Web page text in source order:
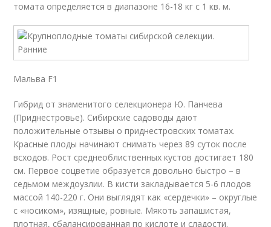
томата определяется в диапазоне 16-18 кг с 1 кв. м.
Мальва F1
Гибрид от знаменитого селекционера Ю. Панчева
(Приднестровье). Сибирские садоводы дают
положительные отзывы о приднестровских томатах.
Красные плоды начинают снимать через 89 суток после
всходов. Рост среднеоблиственных кустов достигает 180
см. Первое соцветие образуется довольно быстро – в
седьмом междоузлии. В кисти закладывается 5-6 плодов
массой 140-220 г. Они выглядят как «сердечки» – округлые
с «носиком», изящные, ровные. Мякоть запашистая,
плотная, сбалансированная по кислоте и сладости.